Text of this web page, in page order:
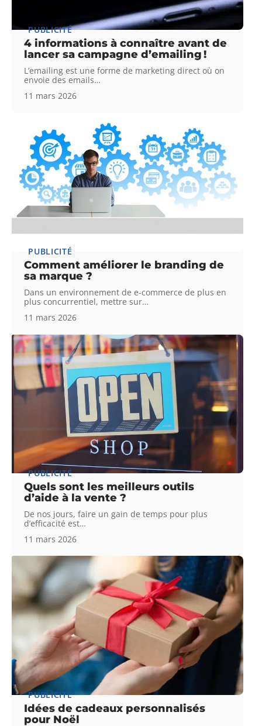
PUBLICITÉ
4 informations à connaître avant de
lancer sa campagne d’emailing !
L’emailing est une forme de marketing direct où on
envoie des emails…
11 mars 2026
PUBLICITÉ
Comment améliorer le branding de
sa marque ?
Dans un environnement de e-commerce de plus en
plus concurrentiel, mettre sur…
11 mars 2026
PUBLICITÉ
Quels sont les meilleurs outils
d’aide à la vente ?
De nos jours, faire un gain de temps pour plus
d’efficacité est…
11 mars 2026
PUBLICITÉ
Idées de cadeaux personnalisés
pour Noël